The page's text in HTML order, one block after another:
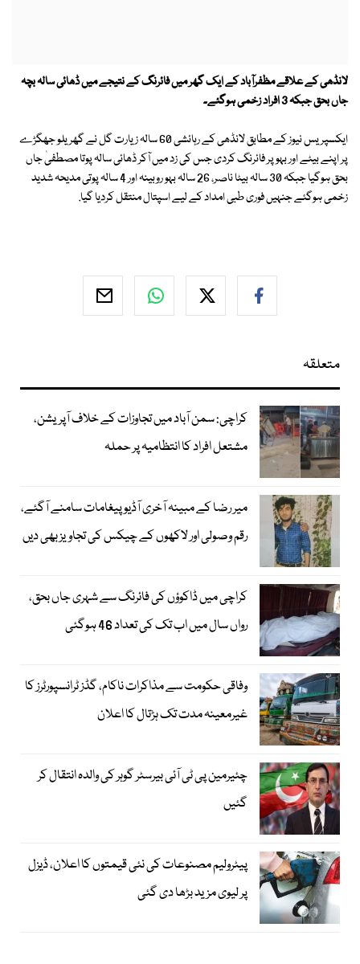
لانڈھی کے علاقے مظفرآباد کے ایک گھر میں فائرنگ کے نتیجے میں ڈھائی سالہ بچہ
جاں بحق جبکہ 3 افراد زخمی ہوگئے۔
ایکسپریس نیوز کے مطابق لانڈھی کے رہائشی 60 سالہ زیارت گل نے گھریلو جھگڑے
پر اپنے بیٹے اور بہو پر فائرنگ کردی جس کی زد میں آکر ڈھائی سالہ پوتا مصطفیٰ جاں
بحق ہوگیا جبکہ 30 سالہ بیٹا ناصر، 26 سالہ بہو روبینہ اور 4 سالہ پوتی مدیحہ شدید
زخمی ہوگئے جنہیں فوری طبی امداد کے لیے اسپتال منتقل کردیا گیا.
متعلقہ
کراچی: سمن آباد میں تجاوزات کے خلاف آپریشن،
مشتعل افراد کا انتظامیہ پر حملہ
میر رضا کے مبینہ آخری آڈیو پیغامات سامنے آگئے،
رقم وصولی اور لاکھوں کے چیکس کی تجاویز بھی دیں
کراچی میں ڈاکوؤں کی فائرنگ سے شہری جاں بحق،
رواں سال میں اب تک کی تعداد 46 ہوگئی
وفاقی حکومت سے مذاکرات ناکام، گڈز ٹرانسپورٹرز کا
غیرمعینہ مدت تک ہڑتال کا اعلان
چئیرمین پی ٹی آئی بیرسٹر گوہر کی والدہ انتقال کر
گئیں
پیٹرولیم مصنوعات کی نئی قیمتوں کا اعلان، ڈیزل
پر لیوی مزید بڑھا دی گئی